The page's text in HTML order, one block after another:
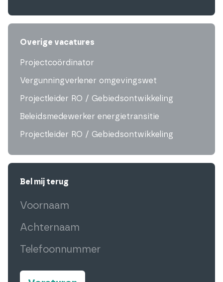
Overige vacatures
Projectcoördinator
Vergunningverlener omgevingswet
Projectleider RO / Gebiedsontwikkeling
Beleidsmedewerker energietransitie
Projectleider RO / Gebiedsontwikkeling
Bel mij terug
Voornaam
Achternaam
Telefoonnummer